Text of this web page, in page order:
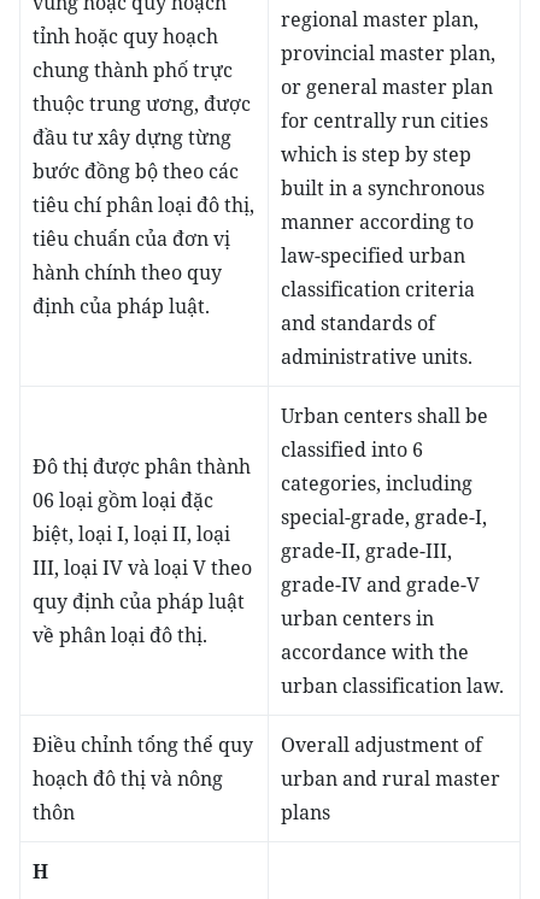
tỉnh hoặc quy hoạch
chung thành phố trực
thuộc trung ương, được
đầu tư xây dựng từng
bước đồng bộ theo các
tiêu chí phân loại đô thị,
tiêu chuẩn của đơn vị
hành chính theo quy
định của pháp luật.
regional master plan,
provincial master plan,
or general master plan
for centrally run cities
which is step by step
built in a synchronous
manner according to
law-specified urban
classification criteria
and standards of
administrative units.
Đô thị được phân thành
06 loại gồm loại đặc
biệt, loại I, loại II, loại
III, loại IV và loại V theo
quy định của pháp luật
về phân loại đô thị.
Urban centers shall be
classified into 6
categories, including
special-grade, grade-I,
grade-II, grade-III,
grade-IV and grade-V
urban centers in
accordance with the
urban classification law.
Điều chỉnh tổng thể quy
hoạch đô thị và nông
thôn
Overall adjustment of
urban and rural master
plans
H